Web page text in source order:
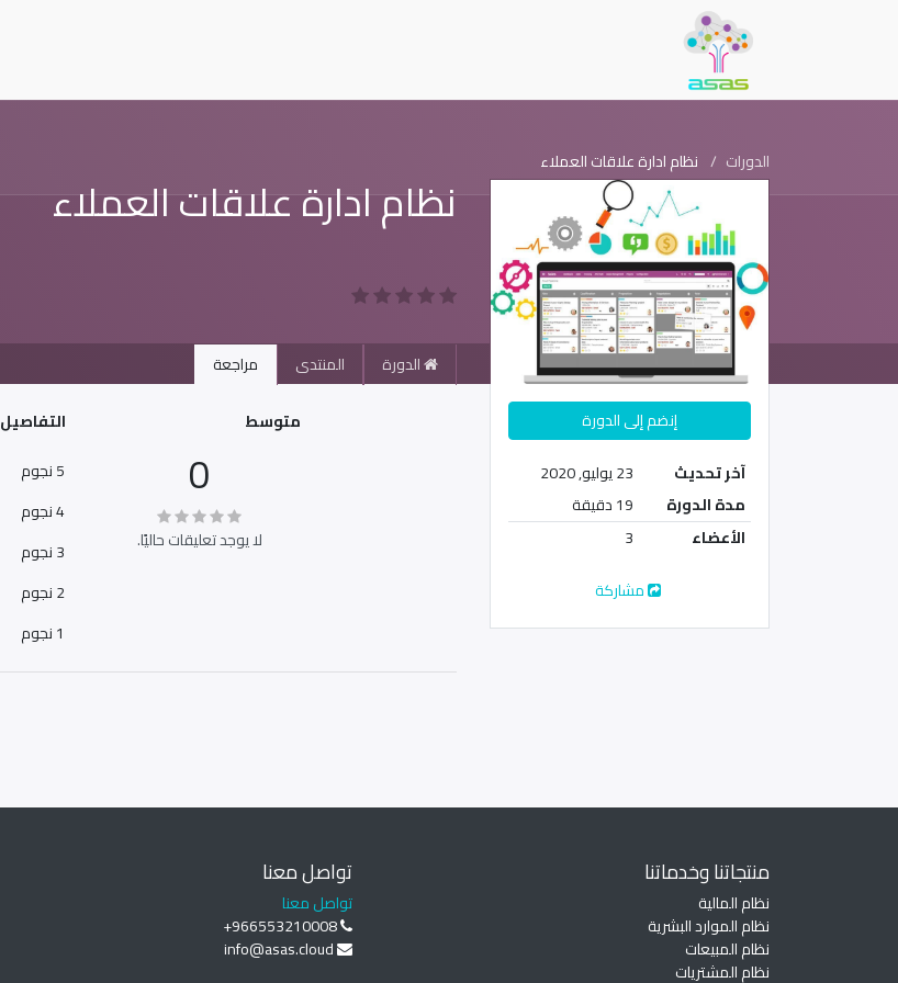
الدورات نظام ادارة علاقات العملاء
نظام ادارة علاقات العملاء
إنضم إلى الدورة
آخر تحديث
23 يوليو, 2020
مدة الدورة
19 دقيقة
الأعضاء
3
مشاركة
الدورة المنتدى
مراجعة
متوسط
0
لا يوجد تعليقات حاليًا.
التفاصيل
5 نجوم
4 نجوم
3 نجوم
2 نجوم
1 نجوم
منتجاتنا وخدماتنا
نظام المالية
نظام الموارد البشرية
نظام المبيعات
نظام المشتريات
تواصل معنا
تواصل معنا
+966553210008
info@asas.cloud